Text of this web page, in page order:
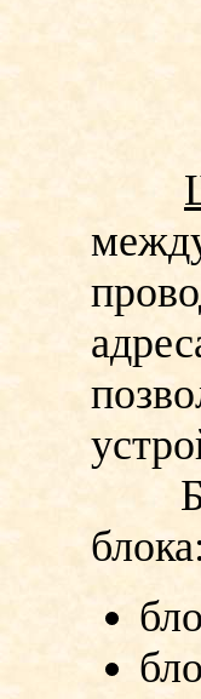
блока: